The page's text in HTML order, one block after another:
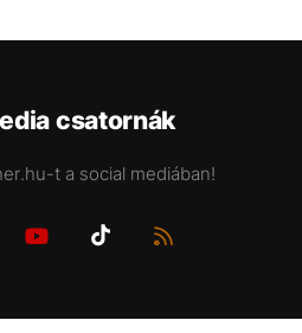
csatornák
t a social mediában!